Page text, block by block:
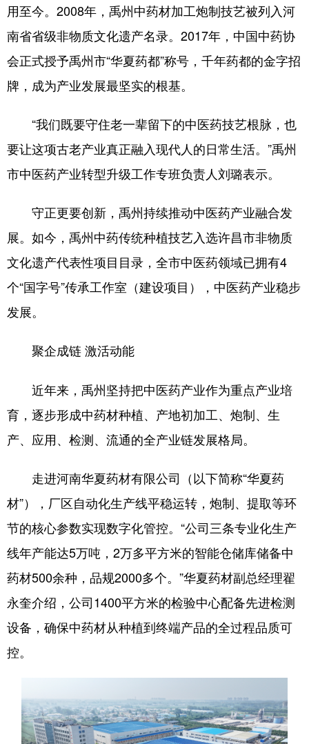
日本語 한국어 Deutsch
用至今。2008年，禹州中药材加工炮制技艺被列入河
南省省级非物质文化遗产名录。2017年，中国中药协
会正式授予禹州市“华夏药都”称号，千年药都的金字招
牌，成为产业发展最坚实的根基。
“我们既要守住老一辈留下的中医药技艺根脉，也
要让这项古老产业真正融入现代人的日常生活。”禹州
市中医药产业转型升级工作专班负责人刘璐表示。
守正更要创新，禹州持续推动中医药产业融合发
展。如今，禹州中药传统种植技艺入选许昌市非物质
文化遗产代表性项目目录，全市中医药领域已拥有4
个“国字号”传承工作室（建设项目），中医药产业稳步
发展。
聚企成链 激活动能
近年来，禹州坚持把中医药产业作为重点产业培
育，逐步形成中药材种植、产地初加工、炮制、生
产、应用、检测、流通的全产业链发展格局。
走进河南华夏药材有限公司（以下简称“华夏药
材”），厂区自动化生产线平稳运转，炮制、提取等环
节的核心参数实现数字化管控。“公司三条专业化生产
线年产能达5万吨，2万多平方米的智能仓储库储备中
药材500余种，品规2000多个。”华夏药材副总经理翟
永奎介绍，公司1400平方米的检验中心配备先进检测
设备，确保中药材从种植到终端产品的全过程品质可
控。